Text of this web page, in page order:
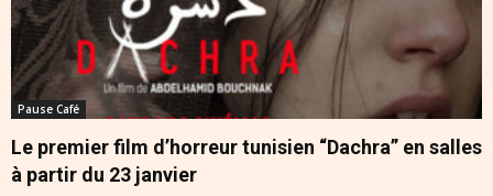
Pause Café
Le premier film d’horreur tunisien “Dachra” en salles
à partir du 23 janvier